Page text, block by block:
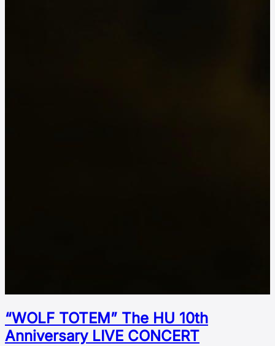
“WOLF TOTEM” The HU 10th
Аnniversary LIVE CONCERT